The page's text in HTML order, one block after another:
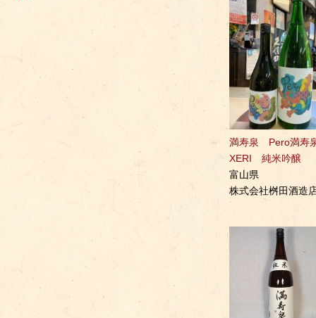
満寿泉 Pero満寿
XERI 純米吟醸
富山県
株式会社桝田酒造